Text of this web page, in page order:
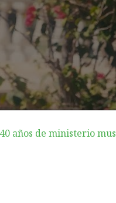
años de ministerio